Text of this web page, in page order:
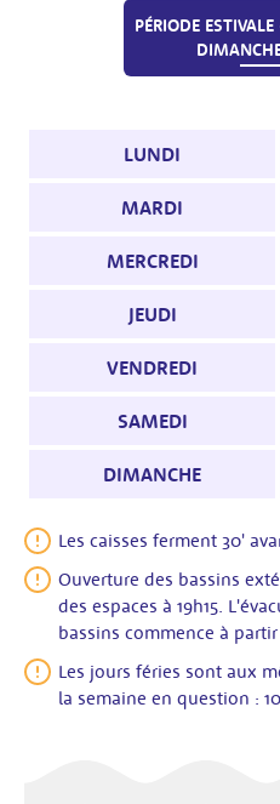
PÉRIODE
LUNDI
MARDI
MERCREDI
JEUDI
VENDREDI
SAMEDI
DIMANCHE
Les caisses ferment 30'
Ouverture des bassins
des espaces à 19h15.
bassins commence à partir
Les jours féries sont aux
la semaine en question :